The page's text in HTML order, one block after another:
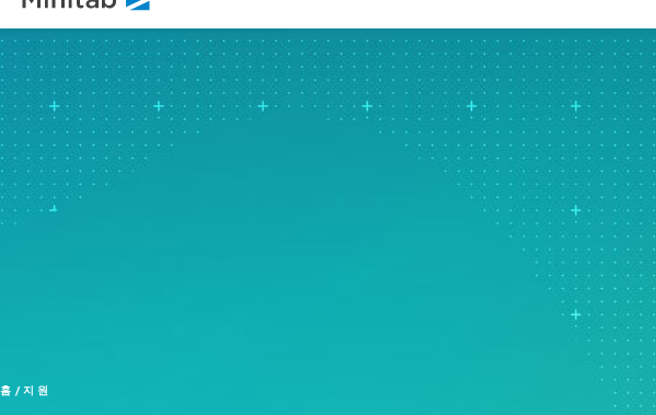
모든 솔루션
분석
통계 및 예측 분석
통계 데이터 과학 및 머신 러
닝 소프트웨어
비즈니스 분석 및 인텔리전
통계적 공정 관리
Live Analytics
신뢰성 및 수명 데이터 분석
이산 이벤트 시뮬레이션
홈 지원